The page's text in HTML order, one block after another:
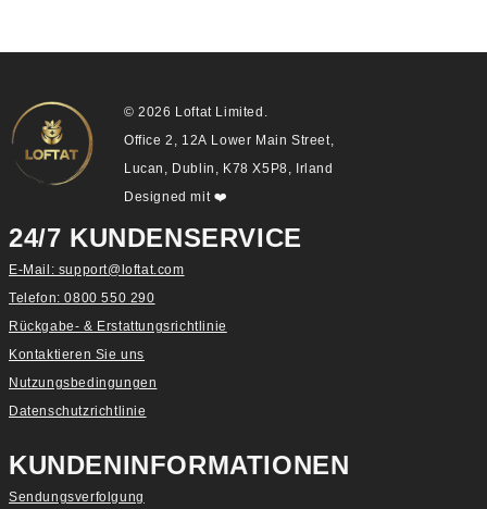
24/7 KUNDENSERVICE
E-Mail: support@loftat.com
Telefon: 0800 550 290
Rückgabe- & Erstattungsrichtlinie
Kontaktieren Sie uns
Nutzungsbedingungen
Datenschutzrichtlinie
KUNDENINFORMATIONEN
Sendungsverfolgung
© 2026 Loftat Limited.
Office 2, 12A Lower Main Street,
Lucan, Dublin, K78 X5P8, Irland
Designed mit ❤️